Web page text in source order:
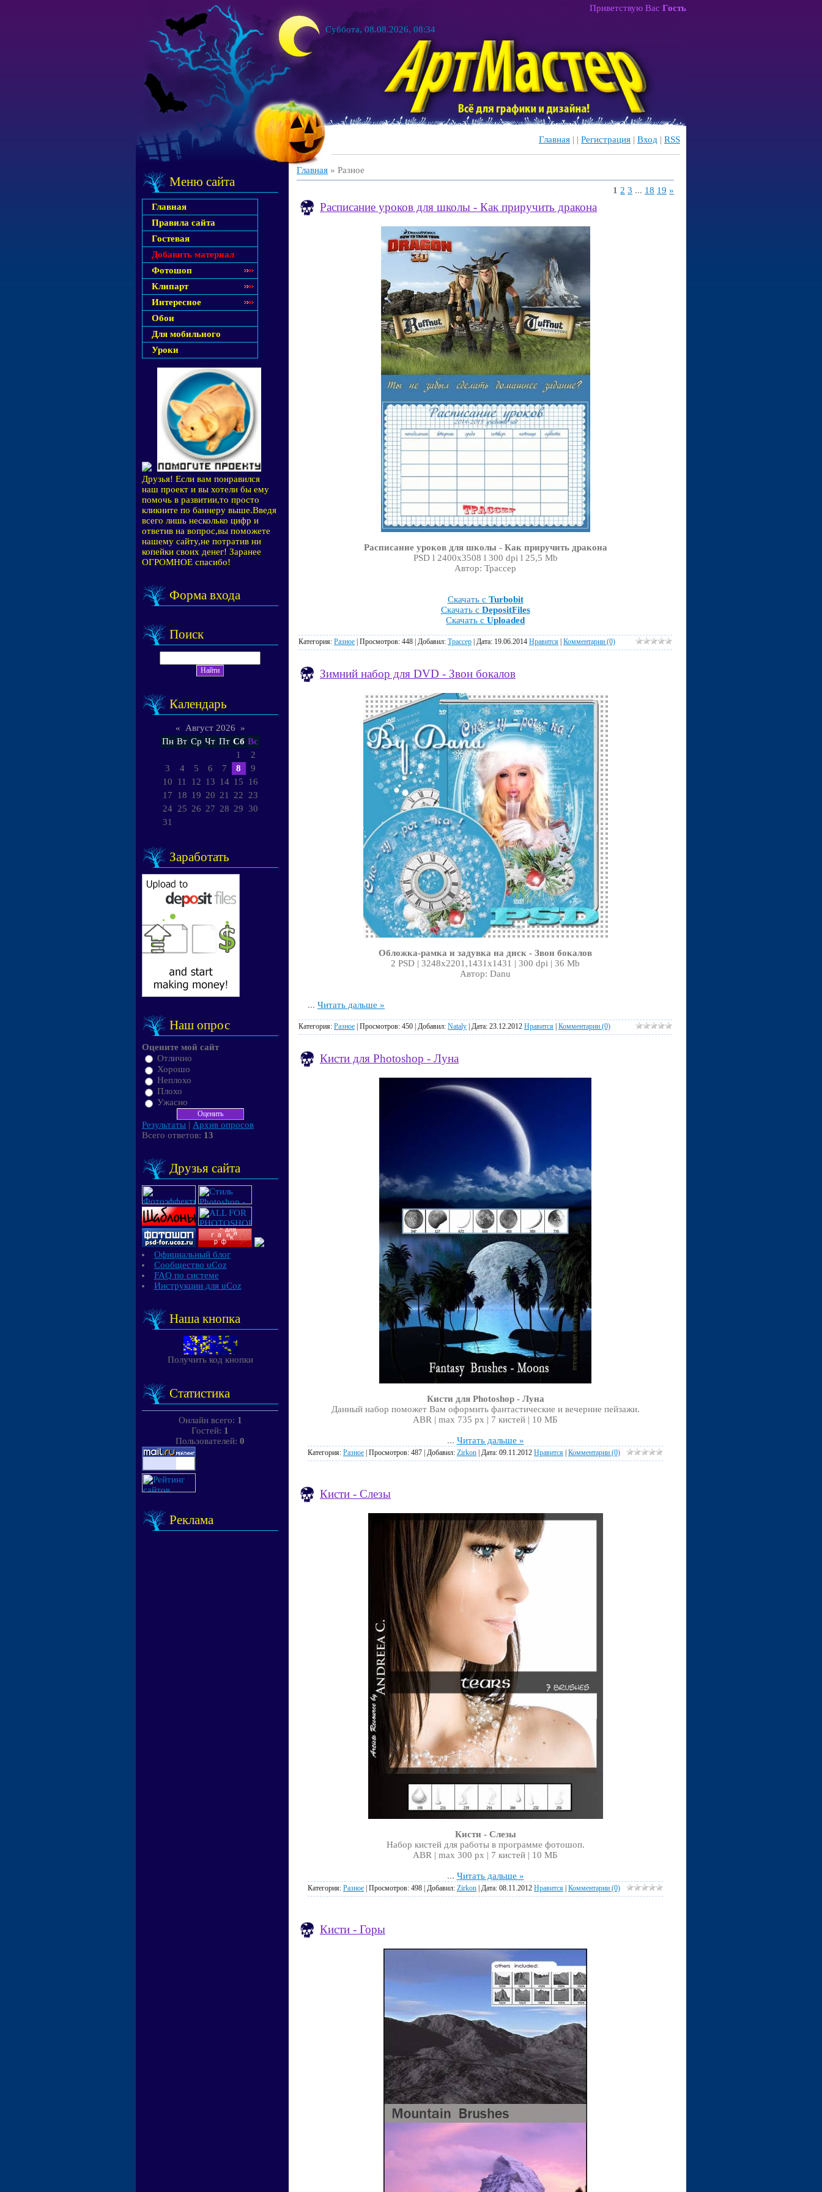
Суббота, 08.08.2026, 08:34
Приветствую Вас Гость
Главная | | Регистрация | Вход | RSS
Меню сайта
Главная
Правила сайта
Гостевая
Добавить материал
Фотошоп
Клипарт
Интересное
Обои
Для мобильного
Уроки
Друзья! Если вам понравился
наш проект и вы хотели бы ему
помочь в развитии,то просто
кликните по баннеру выше.Введя
всего лишь несколько цифр и
ответив на вопрос,вы поможете
нашему сайту,не потратив ни
копейки своих денег! Заранее
ОГРОМНОЕ спасибо!
Форма входа
Поиск
Календарь
« Август 2026
»
Пн Вт Ср Чт Пт Сб Вс
1
2
3
4 5 6 7 8
9
10
11 12 13 14 15
16
17
18 19 20 21 22
23
24 25 26 27 28 29 30
31
Заработать
Наш опрос
Оцените мой сайт
Отлично
Хорошо
Неплохо
Плохо
Ужасно
Результаты | Архив опросов
Всего ответов: 13
Друзья сайта
Официальный блог
Сообщество uCoz
FAQ по системе
Инструкции для uCoz
Наша кнопка
Получить код кнопки
Статистика
Онлайн всего: 1
Гостей: 1
Пользователей: 0
Реклама
Главная » Разное
1 2 3 ... 18 19 »
Расписание уроков для школы - Как приручить дракона
Расписание уроков для школы - Как приручить дракона
PSD l 2400x3508 l 300 dpi l 25,5 Mb
Автор: Трассер
Скачать с Turbobit
Скачать с DepositFiles
Скачать с Uploaded
Категория: Разное | Просмотров: 448 | Добавил: Трассер | Дата: 19.06.2014 Нравится | Комментарии (0)
Зимний набор для DVD - Звон бокалов
Обложка-рамка и задувка на диск - Звон бокалов
2 PSD | 3248x2201,1431x1431 | 300 dpi | 36 Mb
Автор: Danu
... Читать дальше »
Категория: Разное | Просмотров: 450 | Добавил: Nataly | Дата: 23.12.2012 Нравится | Комментарии (0)
Кисти для Photoshop - Луна
Кисти для Photoshop - Луна
Данный набор поможет Вам оформить фантастические и вечерние пейзажи.
ABR | max 735 px | 7 кистей | 10 МБ
... Читать дальше »
Категория: Разное | Просмотров: 487 | Добавил: Zirkon | Дата: 09.11.2012 Нравится | Комментарии (0)
Кисти - Слезы
Кисти - Слезы
Набор кистей для работы в программе фотошоп.
ABR | max 300 px | 7 кистей | 10 МБ
... Читать дальше »
Категория: Разное | Просмотров: 498 | Добавил: Zirkon | Дата: 08.11.2012 Нравится | Комментарии (0)
Кисти - Горы